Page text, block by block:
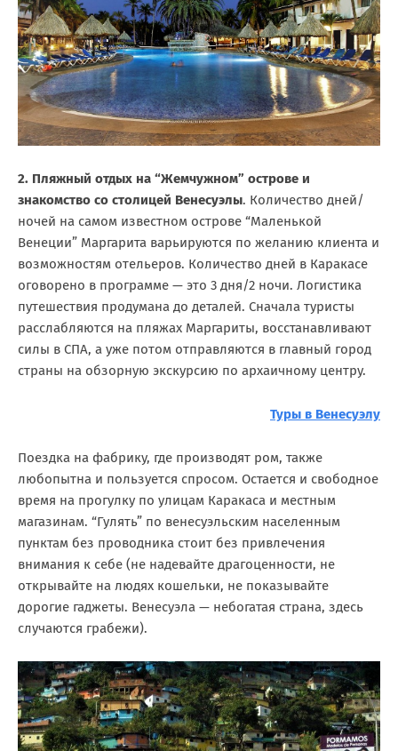
2. Пляжный отдых на “Жемчужном” острове и
знакомство со столицей Венесуэлы. Количество дней/
ночей на самом известном острове “Маленькой
Венеции” Маргарита варьируются по желанию клиента и
возможностям отельеров. Количество дней в Каракасе
оговорено в программе — это 3 дня/2 ночи. Логистика
путешествия продумана до деталей. Сначала туристы
расслабляются на пляжах Маргариты, восстанавливают
силы в СПА, а уже потом отправляются в главный город
страны на обзорную экскурсию по архаичному центру.
Туры в Венесуэлу
Поездка на фабрику, где производят ром, также
любопытна и пользуется спросом. Остается и свободное
время на прогулку по улицам Каракаса и местным
магазинам. “Гулять” по венесуэльским населенным
пунктам без проводника стоит без привлечения
внимания к себе (не надевайте драгоценности, не
открывайте на людях кошельки, не показывайте
дорогие гаджеты. Венесуэла — небогатая страна, здесь
случаются грабежи).